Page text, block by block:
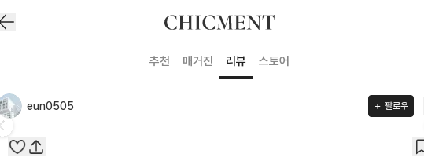
추천 매거진 리뷰 스토어
eun0505 팔로우